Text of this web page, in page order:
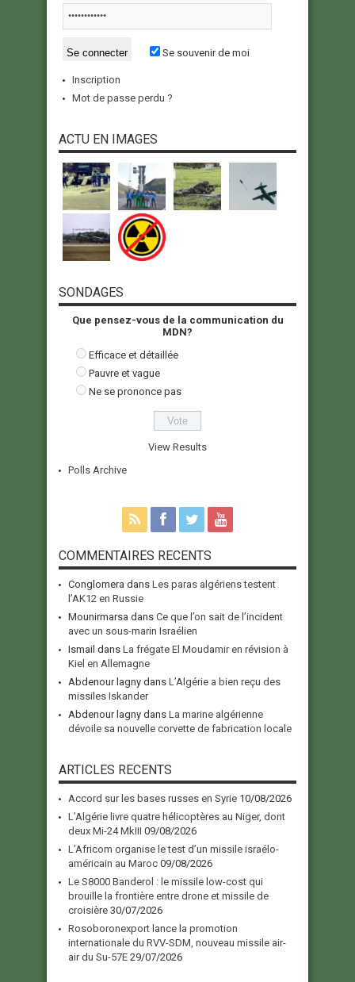
Se souvenir de moi
Inscription
Mot de passe perdu ?
ACTU EN IMAGES
SONDAGES
Que pensez-vous de la communication du
MDN?
Efficace et détaillée
Pauvre et vague
Ne se prononce pas
View Results
Polls Archive
COMMENTAIRES RECENTS
Conglomera dans Les paras algériens testent
l’AK12 en Russie
Mounirmarsa dans Ce que l’on sait de l’incident
avec un sous-marin Israélien
Ismail dans La frégate El Moudamir en révision à
Kiel en Allemagne
Abdenour lagny dans L’Algérie a bien reçu des
missiles Iskander
Abdenour lagny dans La marine algérienne
dévoile sa nouvelle corvette de fabrication locale
ARTICLES RECENTS
Accord sur les bases russes en Syrie 10/08/2026
L’Algérie livre quatre hélicoptères au Niger, dont
deux Mi-24 MkIII 09/08/2026
L’Africom organise le test d’un missile israélo-
américain au Maroc 09/08/2026
Le S8000 Banderol : le missile low-cost qui
brouille la frontière entre drone et missile de
croisière 30/07/2026
Rosoboronexport lance la promotion
internationale du RVV-SDM, nouveau missile air-
air du Su-57E 29/07/2026